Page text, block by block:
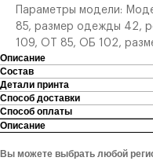
Параметры модели:
85, размер одежды 42,
109, ОТ 85, ОБ 102,
Описание
Состав
Детали принта
Способ доставки
Способ оплаты
Описание
Вы можете выбрать любой